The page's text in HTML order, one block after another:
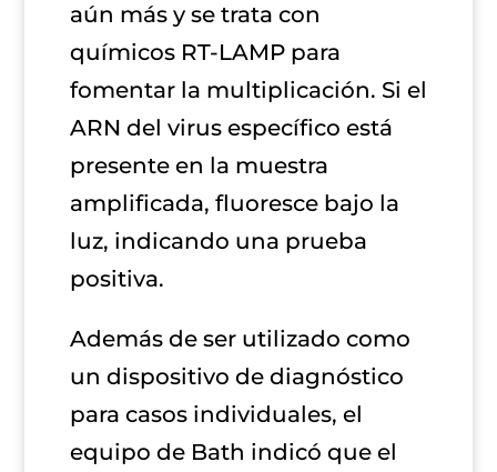
aún más y se trata con
químicos RT-LAMP para
fomentar la multiplicación. Si el
ARN del virus específico está
presente en la muestra
amplificada, fluoresce bajo la
luz, indicando una prueba
positiva.
Además de ser utilizado como
un dispositivo de diagnóstico
para casos individuales, el
equipo de Bath indicó que el